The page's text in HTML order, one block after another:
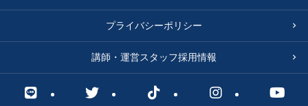
プライバシーポリシー
講師・運営スタッフ採用情報